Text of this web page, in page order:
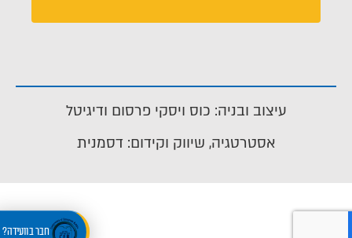
עיצוב ובניה: כוס ויסקי פרסום ודיגיטל
אסטרטגיה, שיווק וקידום: דסמנית
חבר בוועידה?